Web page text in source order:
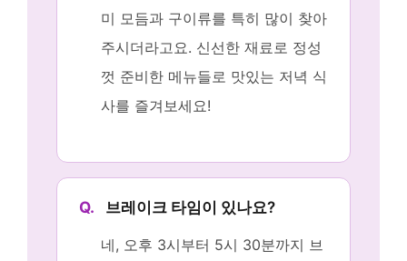
미 모듬과 구이류를 특히 많이 찾아
주시더라고요. 신선한 재료로 정성
껏 준비한 메뉴들로 맛있는 저녁 식
사를 즐겨보세요!
Q. 브레이크 타임이 있나요?
네, 오후 3시부터 5시 30분까지 브